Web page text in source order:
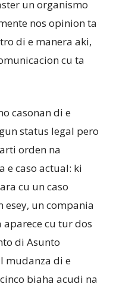
un organismo
nos opinion ta
di e manera aki,
cu ta
casonan di e
status legal pero
orden na
e caso actual: ki
cu un caso
esey, un compania
cu tur dos
di Asunto
mudanza di e
biaha acudi na